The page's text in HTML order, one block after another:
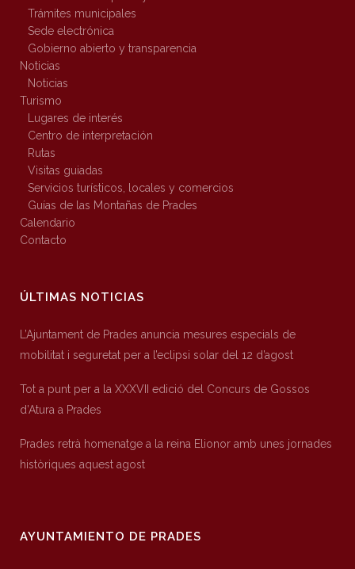
Trámites municipales
Sede electrónica
Gobierno abierto y transparencia
Noticias
Noticias
Turismo
Lugares de interés
Centro de interpretación
Rutas
Visitas guiadas
Servicios turísticos, locales y comercios
Guías de las Montañas de Prades
Calendario
Contacto
ÚLTIMAS NOTICIAS
L’Ajuntament de Prades anuncia mesures especials de
mobilitat i seguretat per a l’eclipsi solar del 12 d’agost
Tot a punt per a la XXXVII edició del Concurs de Gossos
d’Atura a Prades
Prades retrà homenatge a la reina Elionor amb unes jornades
històriques aquest agost
AYUNTAMIENTO DE PRADES